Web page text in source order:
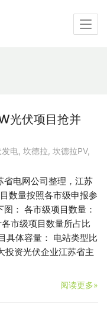
光伏项目抢并
电, 坎德拉, 坎德拉PV,
电网公司整理，江苏
数量按照各市级申报参
： 各市级项目数量：
市级项目数量所占比
具体容量： 电站类型比
资光伏企业江苏省主
阅读更多»